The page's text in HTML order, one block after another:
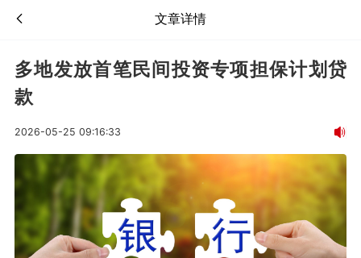
文章详情
多地发放首笔民间投资专项担保计划贷
款
2026-05-25 09:16:33